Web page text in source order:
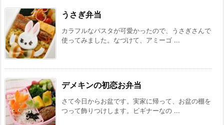
うさぎ弁当
カラフルなパスタが可愛かったので、うさぎさんで
使ってみました。なづけて、アミーゴ ...
デメキンの初恋お弁当
さて今日からお盆です。実家に帰って、お盆の棚を
つって飾りつけします。ビギナーなの ...